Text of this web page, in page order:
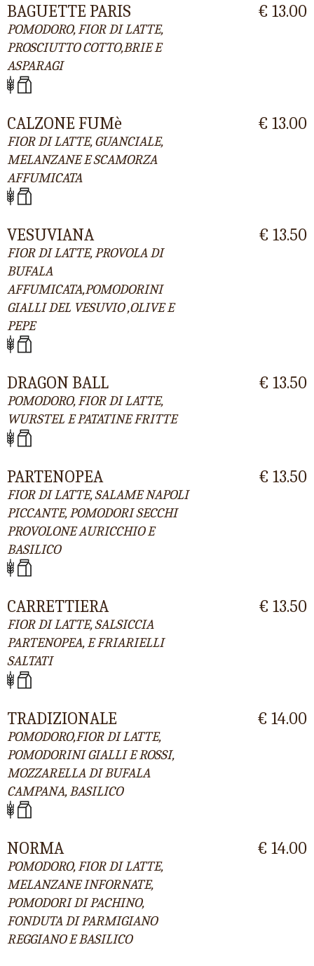
BAGUETTE PARIS
POMODORO, FIOR DI LATTE,
PROSCIUTTO COTTO,BRIE E
ASPARAGI
€ 13.00
CALZONE FUMè
FIOR DI LATTE, GUANCIALE,
MELANZANE E SCAMORZA
AFFUMICATA
€ 13.00
VESUVIANA
FIOR DI LATTE, PROVOLA DI
BUFALA
AFFUMICATA,POMODORINI
GIALLI DEL VESUVIO ,OLIVE E
PEPE
€ 13.50
DRAGON BALL
POMODORO, FIOR DI LATTE,
WURSTEL E PATATINE FRITTE
€ 13.50
PARTENOPEA
FIOR DI LATTE, SALAME NAPOLI
PICCANTE, POMODORI SECCHI
PROVOLONE AURICCHIO E
BASILICO
€ 13.50
CARRETTIERA
FIOR DI LATTE, SALSICCIA
PARTENOPEA, E FRIARIELLI
SALTATI
€ 13.50
TRADIZIONALE
POMODORO,FIOR DI LATTE,
POMODORINI GIALLI E ROSSI,
MOZZARELLA DI BUFALA
CAMPANA, BASILICO
€ 14.00
NORMA
POMODORO, FIOR DI LATTE,
MELANZANE INFORNATE,
POMODORI DI PACHINO,
FONDUTA DI PARMIGIANO
REGGIANO E BASILICO
€ 14.00